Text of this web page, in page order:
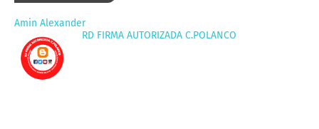
Amin Alexander
RD FIRMA AUTORIZADA C.POLANCO